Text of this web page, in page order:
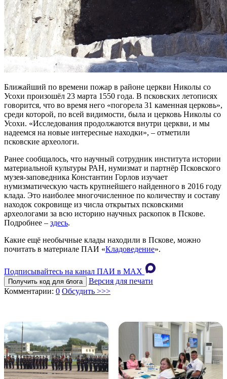
Ближайший по времени пожар в районе церкви Николы со
Усохи произошёл 23 марта 1550 года. В псковских летописях
говорится, что во время него «погорела 31 каменная церковь»,
среди которой, по всей видимости, была и церковь Николы со
Усохи. «Исследования продолжаются внутри церкви, и мы
надеемся на новые интересные находки», – отметили
псковские археологи.
Ранее сообщалось, что научный сотрудник института истории
материальной культуры РАН, нумизмат и партнёр Псковского
музея-заповедника Константин Горлов изучает
нумизматическую часть крупнейшего найденного в 2016 году
клада. Это наиболее многочисленное по количеству и составу
находок сокровище из числа открытых псковскими
археологами за всю историю научных раскопок в Пскове.
Подробнее – здесь.
Какие ещё необычные клады находили в Пскове, можно
почитать в материале ПАИ «Кладоведение».
Подписывайтесь на канал ПАИ в MAХ
Получить код для блога
Версия для печати
Комментарии: 0 Обсудить >>>